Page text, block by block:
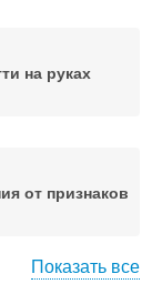
на руках
от признаков
Показать все